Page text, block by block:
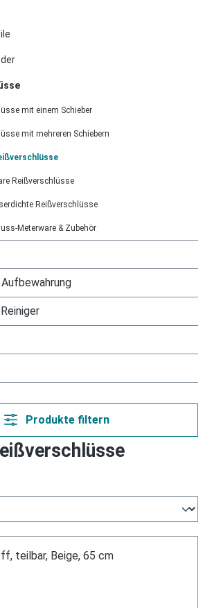
mit einem Schieber
mit mehreren Schiebern
Reißverschlüsse
Reißverschlüsse
Meterware & Zubehör
Produkte filtern